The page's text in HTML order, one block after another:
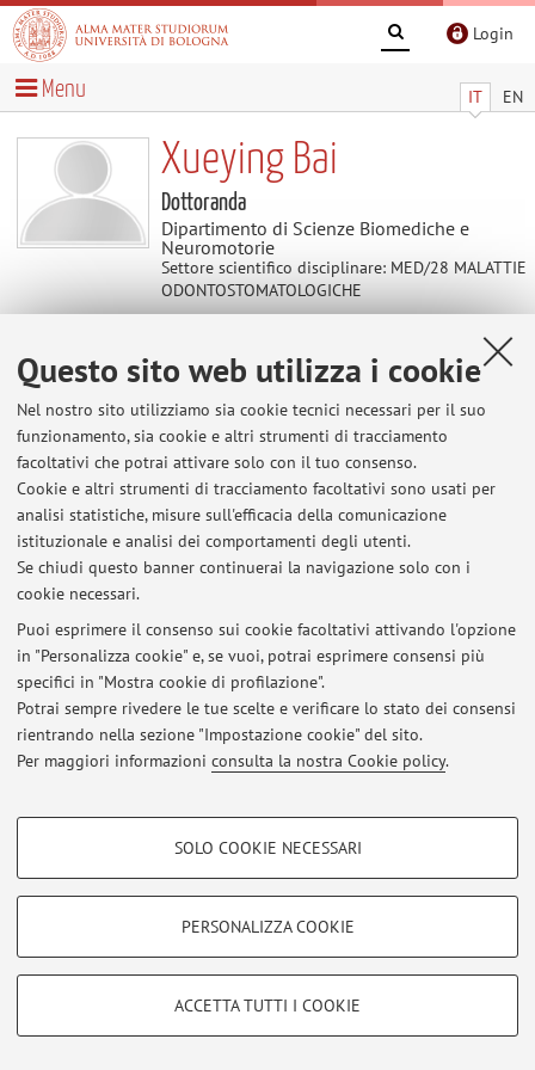
Questo sito web utilizza i cookie
Nel nostro sito utilizziamo sia cookie tecnici necessari per il suo
funzionamento, sia cookie e altri strumenti di tracciamento
facoltativi che potrai attivare solo con il tuo consenso.
Cookie e altri strumenti di tracciamento facoltativi sono usati per
analisi statistiche, misure sull'efficacia della comunicazione
istituzionale e analisi dei comportamenti degli utenti.
Se chiudi questo banner continuerai la navigazione solo con i
cookie necessari.
Puoi esprimere il consenso sui cookie facoltativi attivando l'opzione
in "Personalizza cookie" e, se vuoi, potrai esprimere consensi più
specifici in "Mostra cookie di profilazione".
Potrai sempre rivedere le tue scelte e verificare lo stato dei consensi
rientrando nella sezione "Impostazione cookie" del sito.
Per maggiori informazioni consulta la nostra Cookie policy.
COOKIE DI PROFILAZIONE - FACOLTATIVI
COOKIE TECNICI - NECESSARI
Si tratta di cookie tecnici utilizzati, a titolo esemplificativo, per il corretto
SOLO COOKIE NECESSARI
PERSONALIZZA COOKIE
ACCETTA TUTTI I COOKIE
Login
IT EN
Menu
Xueying Bai
Dottoranda
Dipartimento di Scienze Biomediche e
Neuromotorie
Settore scientifico disciplinare: MED/28 MALATTIE
ODONTOSTOMATOLOGICHE
Contatti
E-mail: xueying.bai2@unibo.it
Dipartimento di Scienze Biomediche e Neuromotorie
Via Massarenti 9, Bologna -Vai alla mappa
Ultimi avvisi
Al momento non sono presenti avvisi.
Accedi tramiteloginper gestire tutti i contenuti del sito.
© 2026 - ALMA MATER STUDIORUM - Università di Bologna - Via
Zamboni, 33 - 40126 Bologna - Partita IVA: 01131710376